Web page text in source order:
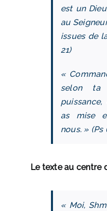
est un
au
issues de
21)
«
selon ta
as mise
nous. » (Ps
Le texte au centre
« Moi,